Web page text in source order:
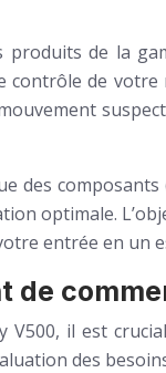
produits de la
de
des
optimale.
entrée en un
de
V500, il est
des